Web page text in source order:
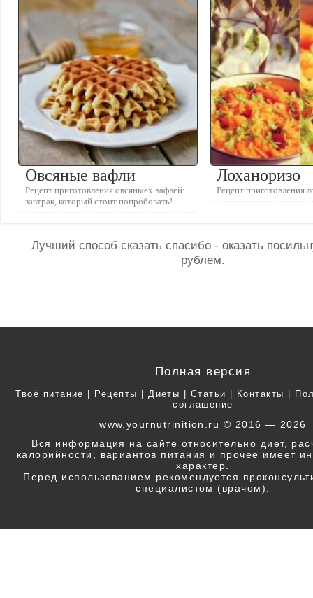
Овсяные вафли
Рецепт приготовления овсяныех вафлей:
завтрак, который стоит попробовать!
Лоханоризо
Рецепт приготовления
Лучший способ сказать спасибо - оказать
рублем.
Полная версия
Твоё питание | Рецепты | Диеты | Статьи | Контакты |
соглашение
www.yournutrinition.ru © 2016 — 2026
Вся информация на сайте относительно диет,
калорийности, вариантов питания и прочее имеет
характер.
Перед использованием рекомендуется
специалистом (врачом).